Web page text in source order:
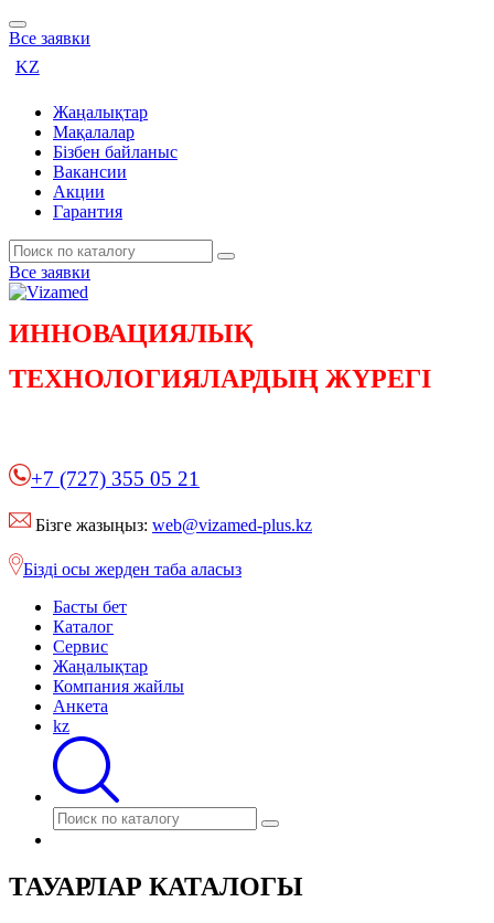
Все заявки
KZ
Жаңалықтар
Мақалалар
Бізбен байланыс
Вакансии
Акции
Гарантия
Все заявки
ИННОВАЦИЯЛЫҚ
ТЕХНОЛОГИЯЛАРДЫҢ ЖҮРЕГІ
+7 (727) 355 05 21
Бізге жазыңыз: web@vizamed-plus.kz
Бізді осы жерден таба аласыз
Басты бет
Каталог
Сервис
Жаңалықтар
Компания жайлы
Анкета
kz
ТАУАРЛАР КАТАЛОГЫ